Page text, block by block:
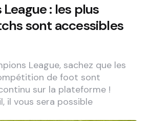
: les plus
sont accessibles
League, sachez que les
de foot sont
sur la plateforme !
il vous sera possible